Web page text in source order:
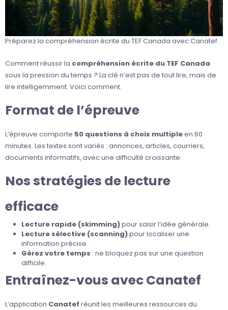
Préparez la compréhension écrite du TEF Canada avec Canatef.
Comment réussir la compréhension écrite du TEF Canada
sous la pression du temps ? La clé n’est pas de tout lire, mais de
lire intelligemment. Voici comment.
Format de l’épreuve
L’épreuve comporte 50 questions à choix multipleen 60
minutes. Les textes sont variés : annonces, articles, courriers,
documents informatifs, avec une difficulté croissante.
Nos stratégies de lecture
efficace
Lecture rapide (skimming)pour saisir l’idée générale.
Lecture sélective (scanning)pour localiser une
information précise.
Gérez votre temps : ne bloquez pas sur une question
difficile.
Entraînez-vous avec Canatef
L’application Canatef réunit les meilleures ressources du